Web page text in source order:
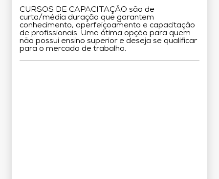
CURSOS DE CAPACITAÇÃO são de
curta/média duração que garantem
conhecimento, aperfeiçoamento e capacitação
de profissionais. Uma ótima opção para quem
não possui ensino superior e deseja se qualificar
para o mercado de trabalho.